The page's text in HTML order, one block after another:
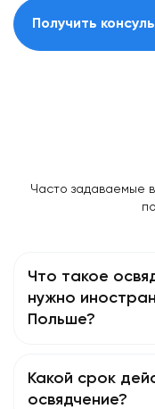
Получить
Часто задаваемые
Что такое
нужно
Польше?
Какой срок
освядчение?